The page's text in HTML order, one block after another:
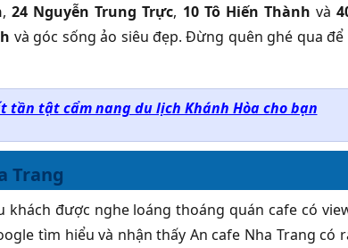
,24 Nguyễn Trung Trực, 10 Tô Hiến Thành và
và góc sống ảo siêu đẹp. Đừng quên ghé qua
tần tật cẩm nang du lịch Khánh Hòa cho bạn
Trang
khách được nghe loáng thoáng quán cafe có
tìm hiểu và nhận thấy An cafe Nha Trang có